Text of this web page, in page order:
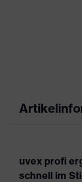
uvex profi
schnell im